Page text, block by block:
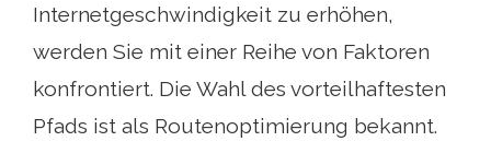
Internetgeschwindigkeit zu erhöhen,
werden Sie mit einer Reihe von Faktoren
konfrontiert. Die Wahl des vorteilhaftesten
Pfads ist als Routenoptimierung bekannt.